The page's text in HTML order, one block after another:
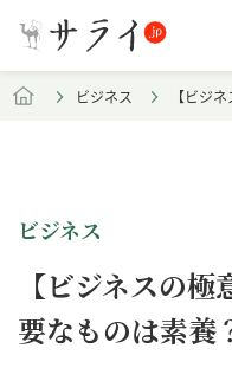
ビジネス 【ビジ
ビジネス
【ビジネスの
要なものは素養